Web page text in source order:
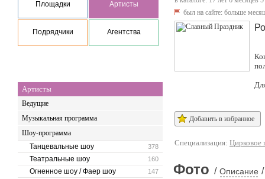
Площадки Артисты
Подрядчики Агентства
Артисты
Ведущие
Музыкальная программа
Шоу-программа
378
Танцевальные шоу
160
Театральные шоу
147
Огненное шоу / Фаер шоу
был на сайте: больше
Добавить в избранное
Специализация: Цирковое
Фото / Описание /